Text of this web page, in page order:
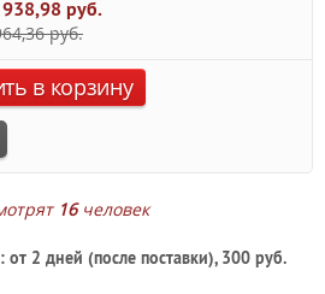
руб.
руб.
в корзину
16человек
от 2 дней (после поставки), 300 руб.